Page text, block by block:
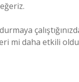
mi daha etkili